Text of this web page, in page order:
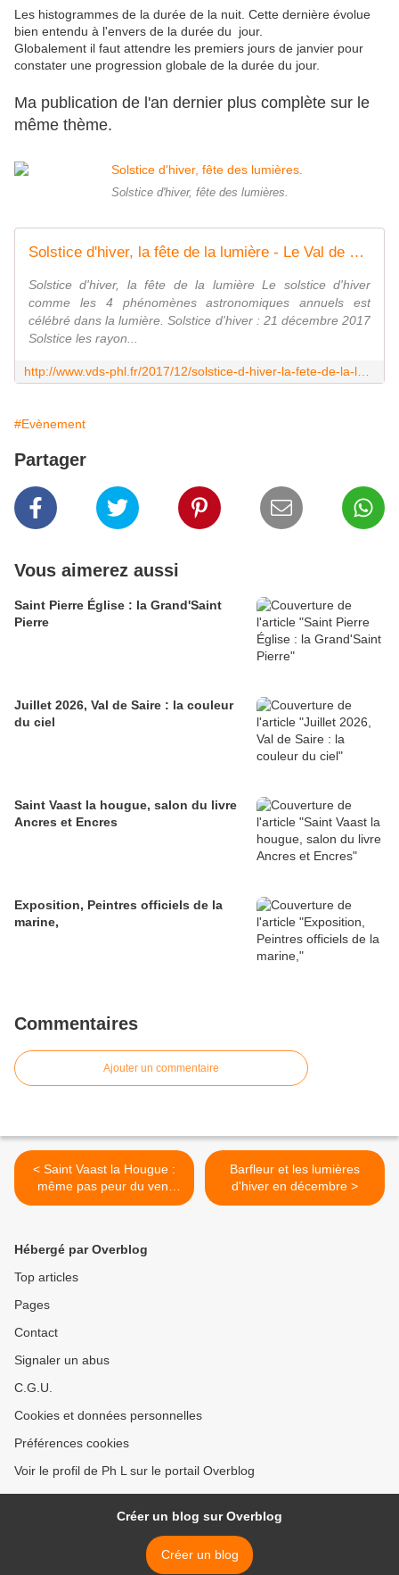
Les histogrammes de la durée de la nuit. Cette dernière évolue
bien entendu à l'envers de la durée du jour.
Globalement il faut attendre les premiers jours de janvier pour
constater une progression globale de la durée du jour.
Ma publication de l'an dernier plus complète sur le
même thème.
Solstice d'hiver, fête des lumières.
Solstice d'hiver, la fête de la lumière - Le Val de Saire vu par Ph L
Solstice d'hiver, la fête de la lumière Le solstice d'hiver
comme les 4 phénomènes astronomiques annuels est
célébré dans la lumière. Solstice d'hiver : 21 décembre 2017
Solstice les rayon...
#Evènement
Partager
Vous aimerez aussi
Saint Pierre Église : la Grand'Saint
Pierre
Juillet 2026, Val de Saire : la couleur
du ciel
Saint Vaast la hougue, salon du livre
Ancres et Encres
Exposition, Peintres officiels de la
marine,
Commentaires
Ajouter un commentaire
< Saint Vaast la Hougue :
même pas peur du vent
d'Est
Barfleur et les lumières
d'hiver en décembre >
Hébergé par Overblog
Top articles
Pages
Contact
Signaler un abus
C.G.U.
Cookies et données personnelles
Préférences cookies
Voir le profil de Ph L sur le portail Overblog
Créer un blog sur Overblog
Créer un blog